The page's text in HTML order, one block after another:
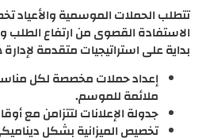
تتطلب الحملات الموسمية والأعياد
الاستفادة القصوى من ارتفاع الطلب
بداية على استراتيجيات متقدمة
إعداد حملات مخصصة لكل
ملائمة للموسم.
جدولة الإعلانات لتتزامن مع
تخصيص الميزانية بشكل